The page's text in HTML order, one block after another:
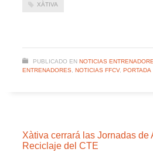
XÀTIVA
PUBLICADO EN NOTICIAS
ENTRENADORES, NOTICIAS FFCV, PORTADA
Xàtiva cerrará las Jornadas de
Reciclaje del CTE